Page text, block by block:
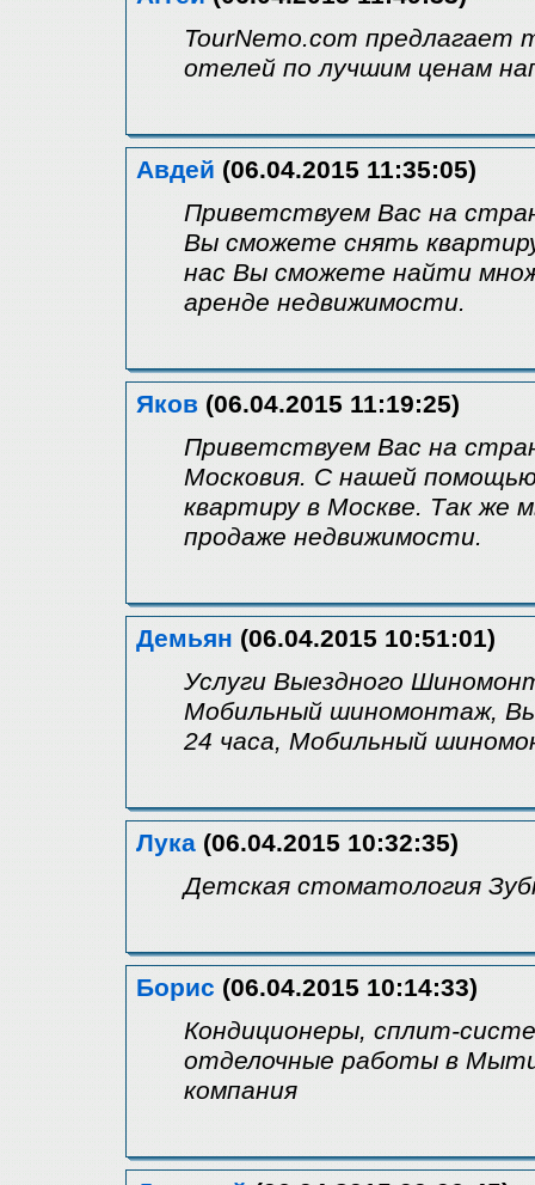
TourNemo.com предлагает
отелей по лучшим ценам
Авдей (06.04.2015 11:35:05)
Приветствуем Вас на
Вы сможете снять
нас Вы сможете найти
аренде недвижимости.
Яков (06.04.2015 11:19:25)
Приветствуем Вас на
Московия. С нашей
квартиру в Москве. Так же
продаже недвижимости.
Демьян (06.04.2015 10:51:01)
Услуги Выездного
Мобильный шиномонтаж,
24 часа, Мобильный
Лука (06.04.2015 10:32:35)
Детская стоматология
Борис (06.04.2015 10:14:33)
Кондиционеры, сплит-
отделочные работы в
компания